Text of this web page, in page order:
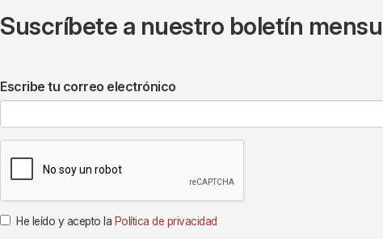
Suscríbete a nuestro boletín
Escribe tu correo electrónico
He leído y acepto la Política de privacidad